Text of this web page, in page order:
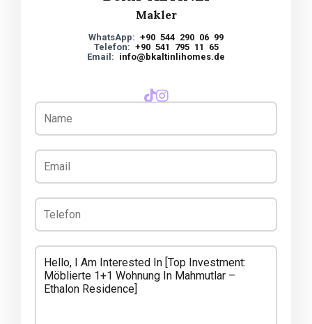
Makler
WhatsApp: +90 544 290 06 99
Telefon: +90 541 795 11 65
Email: info@bkaltinlihomes.de